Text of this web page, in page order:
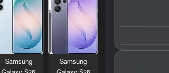
Samsung
Samsung